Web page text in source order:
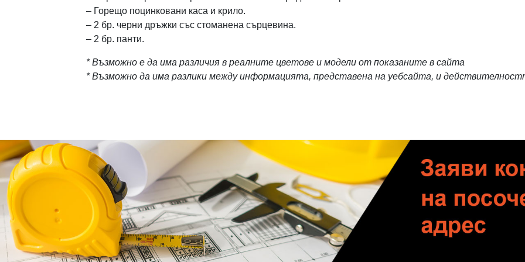
– Горещо поцинковани каса и крило.
– 2 бр. черни дръжки със стоманена сърцевина.
– 2 бр. панти.
* Възможно е да има различия в реалните цветове и модели от показаните в сайта
* Възможно да има разлики между информацията, представена на уебсайта, и